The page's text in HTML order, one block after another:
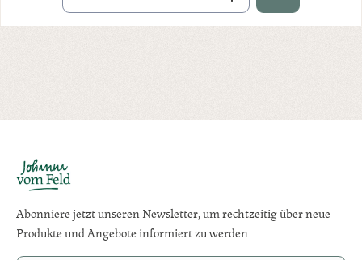
Abonniere jetzt unseren Newsletter, um rechtzeitig über neue
Produkte und Angebote informiert zu werden.